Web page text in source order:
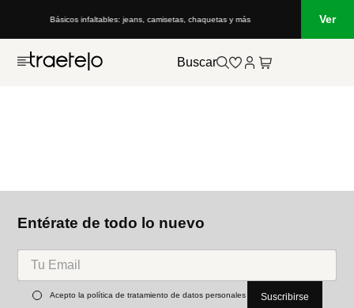
Básicos infaltables: jeans, camisetas, chaquetas y más Ver
Buscar
Entérate de todo lo nuevo
Acepto la política de tratamiento de datos personales Suscribirse